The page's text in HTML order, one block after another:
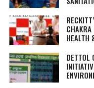
HEALTH
DETTOL